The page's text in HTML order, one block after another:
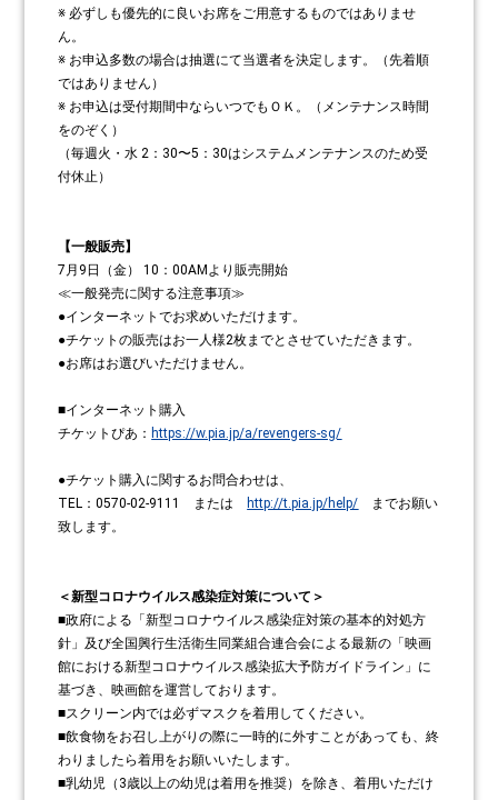
※ 必ずしも優先的に良いお席をご用意するものではありませ
ん。
※ お申込多数の場合は抽選にて当選者を決定します。（先着順
ではありません）
※ お申込は受付期間中ならいつでもＯＫ。（メンテナンス時間
をのぞく）
（毎週火・水 2：30〜5：30はシステムメンテナンスのため受
付休止）
【一般販売】
7月9日（金） 10：00AMより販売開始
≪一般発売に関する注意事項≫
●インターネットでお求めいただけます。
●チケットの販売はお一人様2枚までとさせていただきます。
●お席はお選びいただけません。
■インターネット購入
チケットぴあ： https://w.pia.jp/a/revengers-sg/
●チケット購入に関するお問合わせは、
TEL：0570-02-9111 または
http://t.pia.jp/help/ までお願い
致します。
＜新型コロナウイルス感染症対策について＞
■政府による「新型コロナウイルス感染症対策の基本的対処方
針」及び全国興行生活衛生同業組合連合会による最新の「映画
館における新型コロナウイルス感染拡大予防ガイドライン」に
基づき、映画館を運営しております。
■スクリーン内では必ずマスクを着用してください。
■飲食物をお召し上がりの際に一時的に外すことがあっても、終
わりましたら着用をお願いいたします。
■乳幼児（3歳以上の幼児は着用を推奨）を除き、着用いただけ